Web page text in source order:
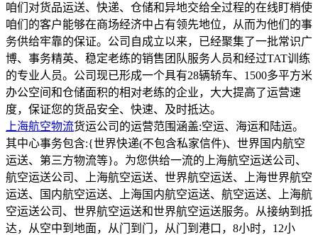
咱们对货品运送、快递、仓储和异地交给全过程的在线盯梢使
咱们的客户能够在商场经济中占有领先地位，从而为他们的事
务供给牢靠的保证。公司自成立以来，已经聚集了一批常识广
博、事务精英、稳定老练的销售团队服务人员和经过TAT训练
的专业人员。公司现已形成一个具有28辆轿车、1500多平方米
办公空间和仓储面积的相对老练的企业，大大提高了运营速
度，保证您的货品安全、快速、及时抵达。
上海航空物流货运公司的运营范围涵盖:空运、海运和陆运。
其中心事务包含:{世界快递(不包含私家信件)、世界国内航空
运送、第三方物流等}。为您供给一流的上海航空运送公司、
航空运送公司、上海航空运送、世界航空运送、上海世界航空
运送、国内航空运送、上海国内航空运送、航空运送、上海航
空运送公司、世界航空运送和世界航空运送服务。从接纳到抵
达，从空中到地面，从门到门，从门到港口，8小时，12小